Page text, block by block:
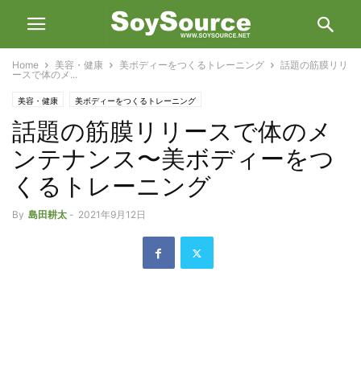
Home 美容・健康 美ボディーをつくるトレーニング
話題の筋膜リリ
ースで体のメ...
美容・健康 美ボディーをつくるトレーニング
話題の筋膜リリースで体のメ
ンテナンス〜美ボディーをつ
くるトレーニング
By 島田耕太 - 2021年9月12日